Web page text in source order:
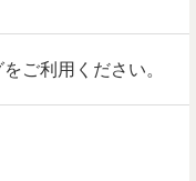
ご利用ください。